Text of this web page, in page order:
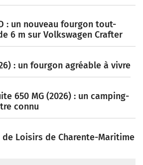
: un nouveau fourgon tout-
6 m sur Volkswagen Crafter
: un fourgon agréable à vivre
650 MG (2026) : un camping-
connu
de Loisirs de Charente-Maritime